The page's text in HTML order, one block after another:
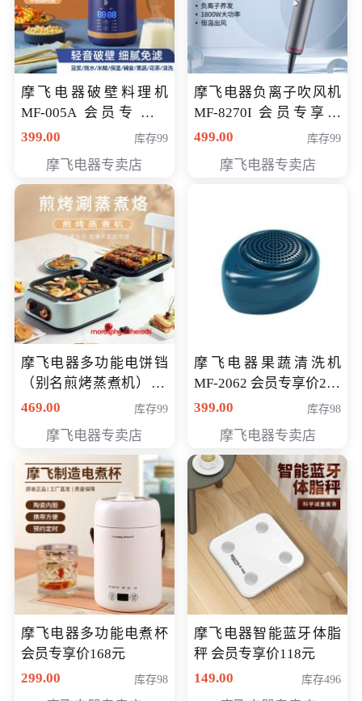
摩飞电器破壁料理机
MF-005A 会员专享价
198元
399.00 库存99
摩飞电器专卖店
摩飞电器负离子吹风机
MF-8270I 会员专享价
369元
499.00 库存99
摩飞电器专卖店
摩飞电器多功能电饼铛
（别名煎烤蒸煮机） 型
号MF-8888B 会员专享
469.00 库存99
摩飞电器专卖店
摩飞电器果蔬清洗机
MF-2062 会员专享价268
元
399.00 库存98
摩飞电器专卖店
摩飞电器多功能电煮杯
会员专享价168元
299.00
库存98
摩飞电器智能蓝牙体脂
秤 会员专享价118元
149.00
库存496